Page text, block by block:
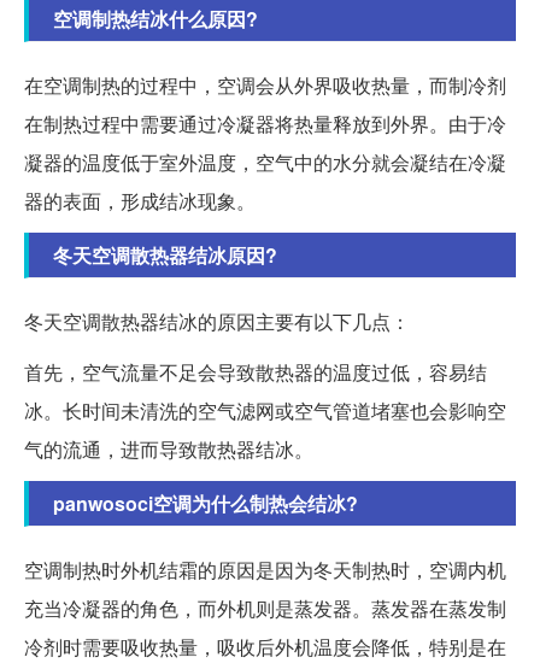
空调制热结冰什么原因?
在空调制热的过程中，空调会从外界吸收热量，而制冷剂
在制热过程中需要通过冷凝器将热量释放到外界。由于冷
凝器的温度低于室外温度，空气中的水分就会凝结在冷凝
器的表面，形成结冰现象。
冬天空调散热器结冰原因?
冬天空调散热器结冰的原因主要有以下几点：
首先，空气流量不足会导致散热器的温度过低，容易结
冰。长时间未清洗的空气滤网或空气管道堵塞也会影响空
气的流通，进而导致散热器结冰。
panwosoci空调为什么制热会结冰?
空调制热时外机结霜的原因是因为冬天制热时，空调内机
充当冷凝器的角色，而外机则是蒸发器。蒸发器在蒸发制
冷剂时需要吸收热量，吸收后外机温度会降低，特别是在